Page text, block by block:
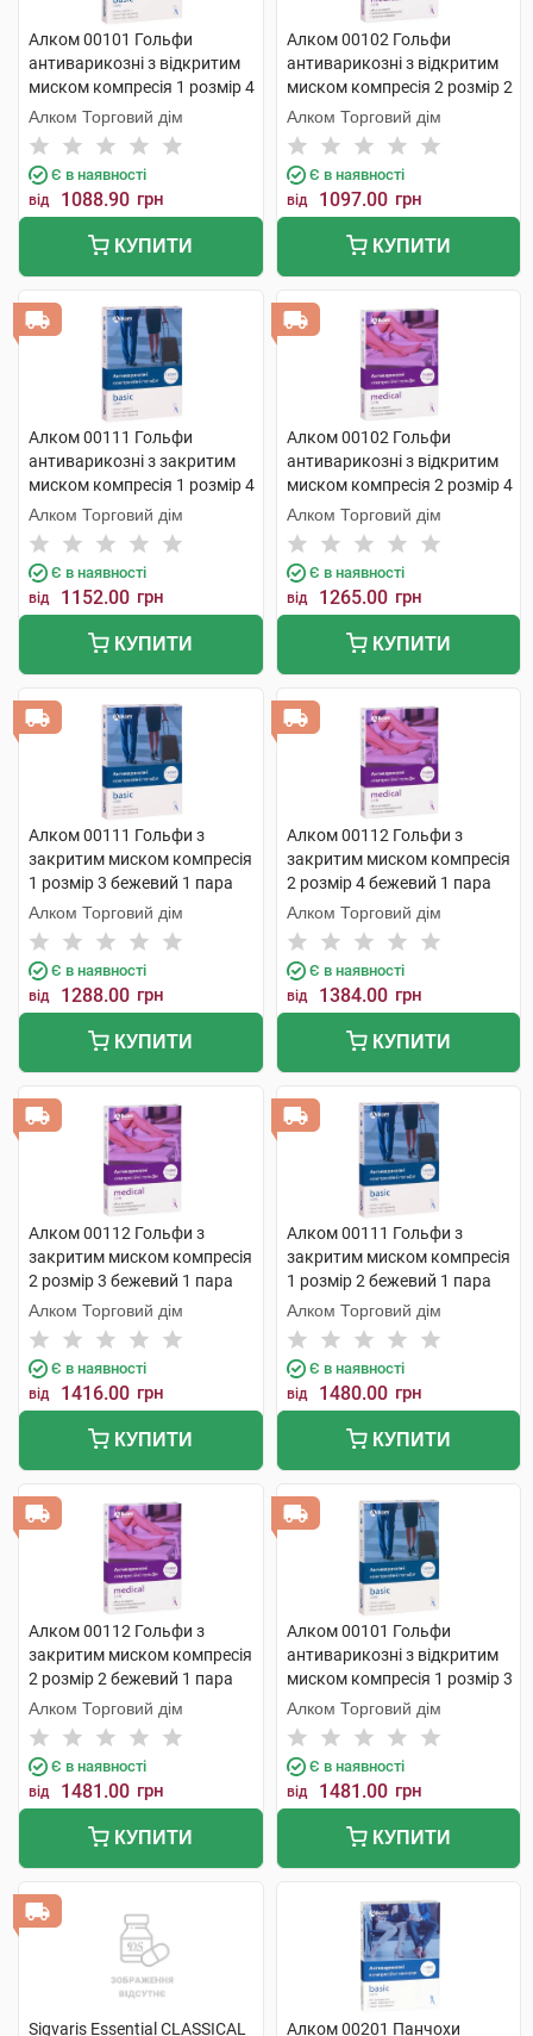
Алком 00101 Гольфи
антиварикозні з відкритим
миском компресія 1 розмір 4
бежевий 1 пара
Алком Торговий дім
Є в наявності
від 1088.90 грн
КУПИТИ
Алком 00102 Гольфи
антиварикозні з відкритим
миском компресія 2 розмір 2
бежевий 1 пара
Алком Торговий дім
Є в наявності
від 1097.00 грн
КУПИТИ
Алком 00111 Гольфи
антиварикозні з закритим
миском компресія 1 розмір 4
бежевий 1 пара
Алком Торговий дім
Є в наявності
від 1152.00 грн
КУПИТИ
Алком 00102 Гольфи
антиварикозні з відкритим
миском компресія 2 розмір 4
бежевий 1 пара
Алком Торговий дім
Є в наявності
від 1265.00 грн
КУПИТИ
Алком 00111 Гольфи з
закритим миском компресія
1 розмір 3 бежевий 1 пара
Алком Торговий дім
Є в наявності
від 1288.00 грн
КУПИТИ
Алком 00112 Гольфи з
закритим миском компресія
2 розмір 4 бежевий 1 пара
Алком Торговий дім
Є в наявності
від 1384.00 грн
КУПИТИ
Алком 00112 Гольфи з
закритим миском компресія
2 розмір 3 бежевий 1 пара
Алком Торговий дім
Є в наявності
від 1416.00 грн
КУПИТИ
Алком 00111 Гольфи з
закритим миском компресія
1 розмір 2 бежевий 1 пара
Алком Торговий дім
Є в наявності
від 1480.00 грн
КУПИТИ
Алком 00112 Гольфи з
закритим миском компресія
2 розмір 2 бежевий 1 пара
Алком Торговий дім
Є в наявності
від 1481.00 грн
КУПИТИ
Алком 00101 Гольфи
антиварикозні з відкритим
миском компресія 1 розмір 3
бежевий 1 пара
Алком Торговий дім
Є в наявності
від 1481.00 грн
КУПИТИ
Sigvaris Essential CLASSICAL Алком 00201 Панчохи